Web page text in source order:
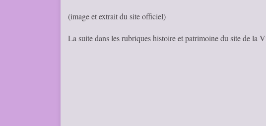
(image et extrait du site officiel)
La suite dans les rubriques histoire et patrimoine du site de la